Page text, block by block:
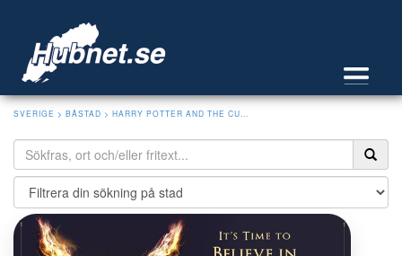
SVERIGE > BÅSTAD > HARRY POTTER AND THE CU...